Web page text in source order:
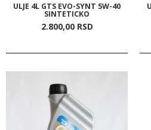
ULJE 4L GTS EVO-SYNT 5W-40
SINTETICKO
2.800,00 RSD